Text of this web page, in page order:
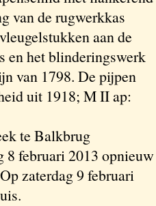
van de rugwerkkas
aan de
en het blinderingswerk
van 1798. De pijpen
uit 1918; M II ap:
te Balkbrug
8 februari 2013 opnieuw
zaterdag 9 februari